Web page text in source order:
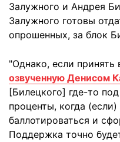
Залужного и Андрея
Залужного готовы
опрошенных, за блок
"Однако, если
озвученную Денисом
[Билецкого] где-то
проценты, когда
баллотироваться и
Поддержка точно